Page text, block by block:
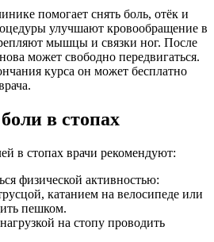
помогает снять боль, отёк и
улучшают кровообращение в
мышцы и связки ног. После
может свободно передвигаться.
курса он может бесплатно
в стопах
в стопах врачи рекомендуют:
физической активностью:
катанием на велосипеде или
пешком.
на стопу проводить